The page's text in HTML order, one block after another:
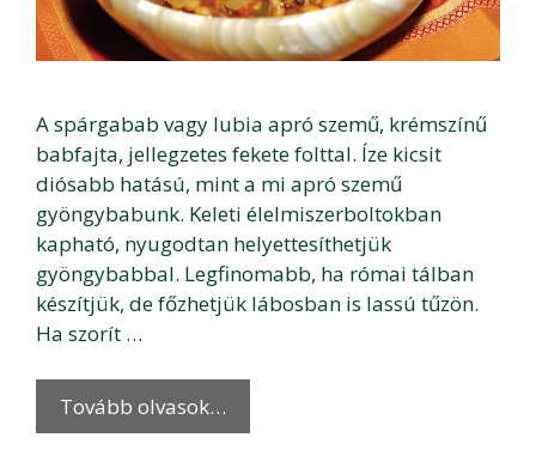
A spárgabab vagy lubia apró szemű, krémszínű
babfajta, jellegzetes fekete folttal. Íze kicsit
diósabb hatású, mint a mi apró szemű
gyöngybabunk. Keleti élelmiszerboltokban
kapható, nyugodtan helyettesíthetjük
gyöngybabbal. Legfinomabb, ha római tálban
készítjük, de főzhetjük lábosban is lassú tűzön.
Ha szorít …
Tovább olvasok…